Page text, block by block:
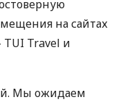
на сайтах
TUI Travel и
Мы ожидаем